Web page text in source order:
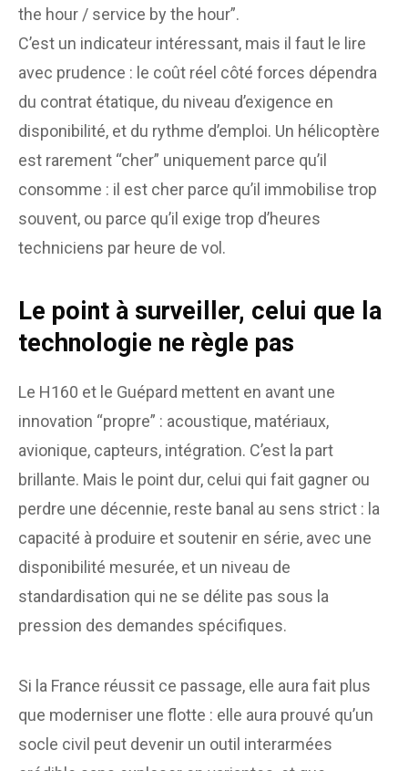
the hour / service by the hour”.
C’est un indicateur intéressant, mais il faut le lire
avec prudence : le coût réel côté forces dépendra
du contrat étatique, du niveau d’exigence en
disponibilité, et du rythme d’emploi. Un hélicoptère
est rarement “cher” uniquement parce qu’il
consomme : il est cher parce qu’il immobilise trop
souvent, ou parce qu’il exige trop d’heures
techniciens par heure de vol.
Le point à surveiller, celui que la
technologie ne règle pas
Le H160 et le Guépard mettent en avant une
innovation “propre” : acoustique, matériaux,
avionique, capteurs, intégration. C’est la part
brillante. Mais le point dur, celui qui fait gagner ou
perdre une décennie, reste banal au sens strict : la
capacité à produire et soutenir en série, avec une
disponibilité mesurée, et un niveau de
standardisation qui ne se délite pas sous la
pression des demandes spécifiques.
Si la France réussit ce passage, elle aura fait plus
que moderniser une flotte : elle aura prouvé qu’un
socle civil peut devenir un outil interarmées